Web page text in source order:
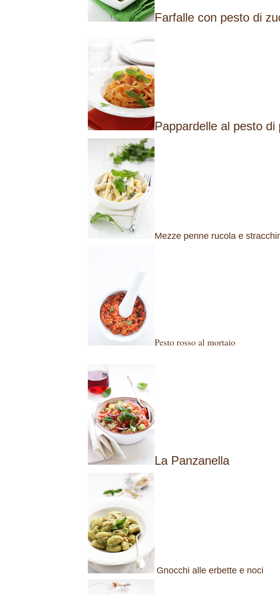
Farfalle con pesto di
Pappardelle al pesto di
Mezze penne rucola e
Pesto rosso al mortaio
La Panzanella
Gnocchi alle erbette e noci